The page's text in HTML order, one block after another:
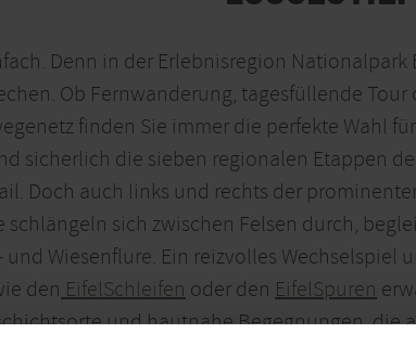
Denn in der Erlebnisregion
Ob Fernwanderung, tagesfüllende
finden Sie immer die perfekte Wahl
sicherlich die sieben regionalen Etappen
Doch auch links und rechts der
schlängeln sich zwischen Felsen durch,
Wiesenflure. Ein reizvolles Wechselspiel
den EifelSchleifen oder den EifelSpuren
und hautnahe Begegnungen, die